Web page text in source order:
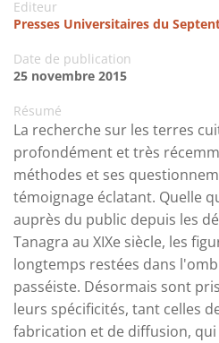
Editeur
Presses Universitaires du
Date de publication
25 novembre 2015
Résumé
La recherche sur les terres
profondément et très
méthodes et ses
témoignage éclatant. Quelle
auprès du public depuis les
Tanagra au XIXe siècle, les
longtemps restées dans
passéiste. Désormais sont
leurs spécificités, tant celles
fabrication et de diffusion,